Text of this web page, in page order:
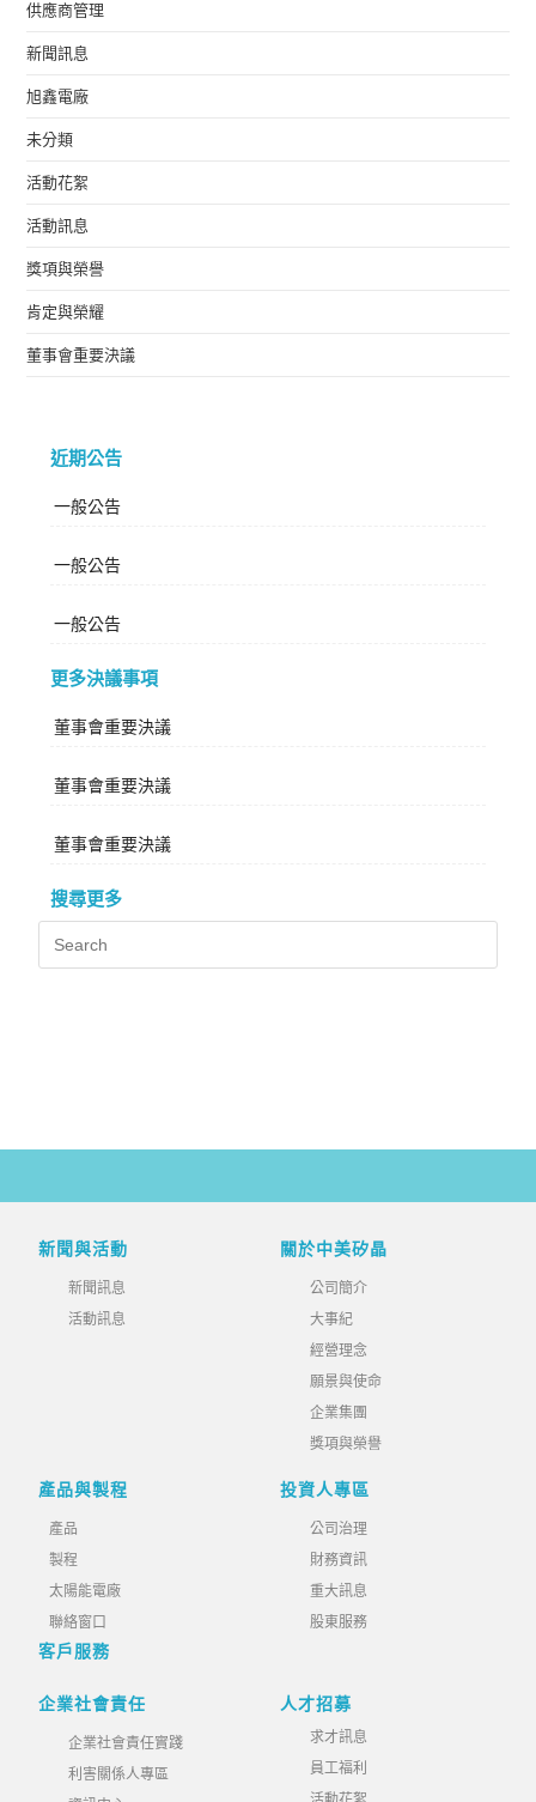
供應商管理
新聞訊息
旭鑫電廠
未分類
活動花絮
活動訊息
獎項與榮譽
肯定與榮耀
董事會重要決議
近期公告
一般公告
一般公告
一般公告
更多決議事項
董事會重要決議
董事會重要決議
董事會重要決議
搜尋更多
新聞與活動
新聞訊息
活動訊息
關於中美矽晶
公司簡介
大事紀
經營理念
願景與使命
企業集團
獎項與榮譽
產品與製程
產品
製程
太陽能電廠
聯絡窗口
客戶服務
投資人專區
公司治理
財務資訊
重大訊息
股東服務
企業社會責任
企業社會責任實踐
利害關係人專區
人才招募
求才訊息
員工福利